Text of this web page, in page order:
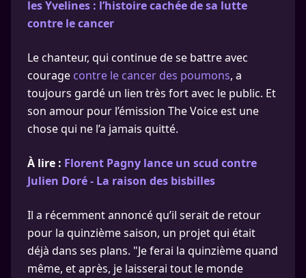
les Yvelines : l’histoire cachée de sa lutte
contre le cancer
Le chanteur, qui continue de se battre avec
courage contre le cancer des poumons, a
toujours gardé un lien très fort avec le public. Et
son amour pour l’émission The Voice est une
chose qui ne l’a jamais quitté.
À lire : Florent Pagny lance un scud contre
Julien Doré - La raison des bisbilles
Il a récemment annoncé qu’il serait de retour
pour la quinzième saison, un projet qui était
déjà dans ses plans. "Je ferai la quinzième quand
même, et après, je laisserai tout le monde